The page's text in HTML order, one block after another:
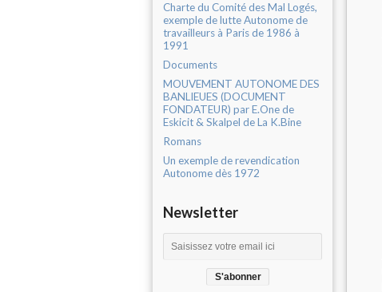
Charte du Comité des Mal Logés,
exemple de lutte Autonome de
travailleurs à Paris de 1986 à
1991
Documents
MOUVEMENT AUTONOME DES
BANLIEUES (DOCUMENT
FONDATEUR) par E.One de
Eskicit & Skalpel de La K.Bine
Romans
Un exemple de revendication
Autonome dès 1972
Newsletter